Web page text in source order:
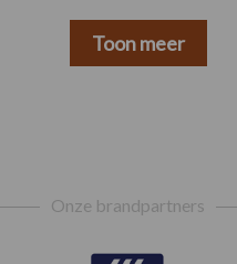
Toon meer
Onze brandpartners